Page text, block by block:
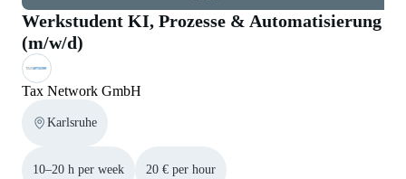
Werkstudent KI, Prozesse & Automatisierung
(m/w/d)
Tax Network GmbH
Karlsruhe
10–20 h per week 20 € per hour